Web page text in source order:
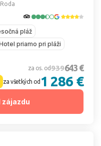
Roda
pláž
priamo pri pláži
za os. od939643 €
za všetkých od 1 286 €